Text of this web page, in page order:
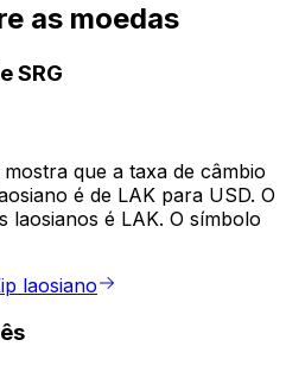
as moedas
SRG
que a taxa de câmbio
é de LAK para USD. O
laosianos é LAK. O símbolo
laosiano